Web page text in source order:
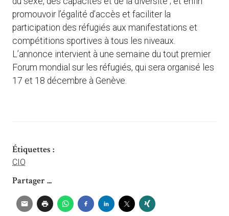
promouvoir l’égalité d’accès et faciliter la
participation des réfugiés aux manifestations et
compétitions sportives à tous les niveaux.
L’annonce intervient à une semaine du tout premier
Forum mondial sur les réfugiés, qui sera organisé les
17 et 18 décembre à Genève.
Étiquettes :
CIO
Partager ...